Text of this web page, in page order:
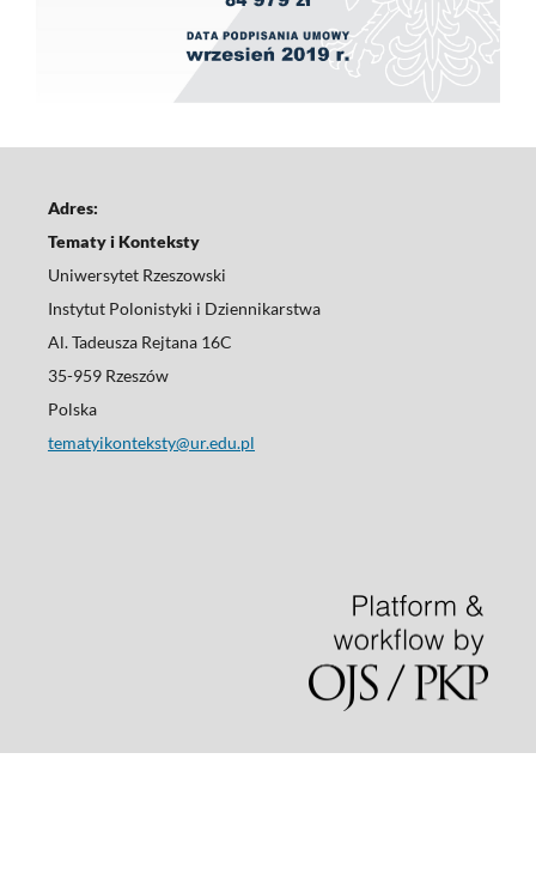
Adres:
Tematy i Konteksty
Uniwersytet Rzeszowski
Instytut Polonistyki i Dziennikarstwa
Al. Tadeusza Rejtana 16C
35-959 Rzeszów
Polska
tematyikonteksty@ur.edu.pl